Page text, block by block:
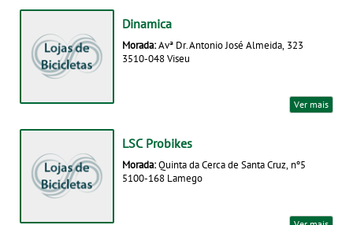
Dinamica
Morada:Avª Dr. Antonio José Almeida, 323
3510-048 Viseu
Ver mais
LSC Probikes
Morada:Quinta da Cerca de Santa Cruz, nº5
5100-168 Lamego